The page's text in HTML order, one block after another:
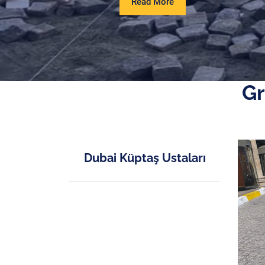
More
Dubai Küptaş Ustaları